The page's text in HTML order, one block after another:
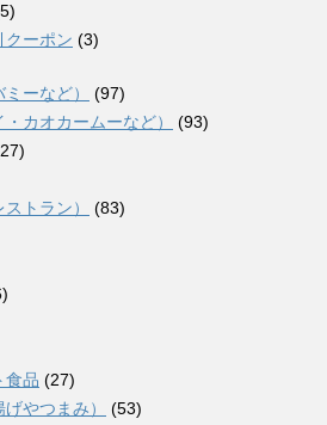
クーポン (3)
ーなど）
(97)
カオカームーなど）
(93)
トラン）
(83)
食品 (27)
やつまみ）
(53)